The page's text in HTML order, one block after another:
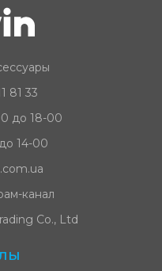
81 33
до 18-00
14-00
канал
Co., Ltd